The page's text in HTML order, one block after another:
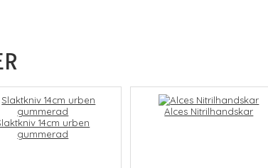
14cm urben
gummerad
Alces Nitrilhandskar